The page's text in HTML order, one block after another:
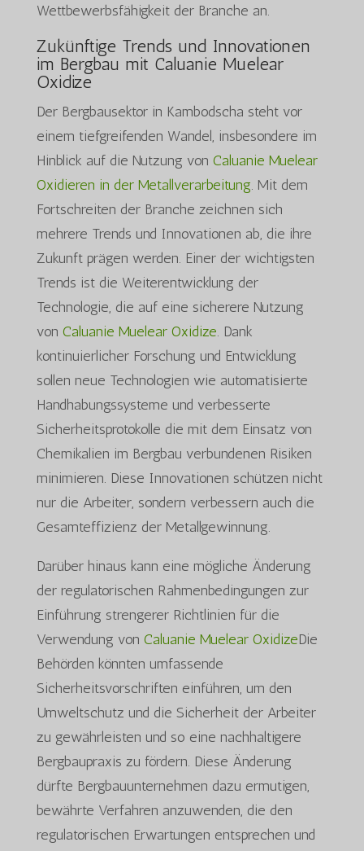
Wettbewerbsfähigkeit der Branche an.
Zukünftige Trends und Innovationen
im Bergbau mit Caluanie Muelear
Oxidize
Der Bergbausektor in Kambodscha steht vor
einem tiefgreifenden Wandel, insbesondere im
Hinblick auf die Nutzung von Caluanie Muelear
Oxidieren in der Metallverarbeitung. Mit dem
Fortschreiten der Branche zeichnen sich
mehrere Trends und Innovationen ab, die ihre
Zukunft prägen werden. Einer der wichtigsten
Trends ist die Weiterentwicklung der
Technologie, die auf eine sicherere Nutzung
von Caluanie Muelear Oxidize. Dank
kontinuierlicher Forschung und Entwicklung
sollen neue Technologien wie automatisierte
Handhabungssysteme und verbesserte
Sicherheitsprotokolle die mit dem Einsatz von
Chemikalien im Bergbau verbundenen Risiken
minimieren. Diese Innovationen schützen nicht
nur die Arbeiter, sondern verbessern auch die
Gesamteffizienz der Metallgewinnung.
Darüber hinaus kann eine mögliche Änderung
der regulatorischen Rahmenbedingungen zur
Einführung strengerer Richtlinien für die
Verwendung von Caluanie Muelear OxidizeDie
Behörden könnten umfassende
Sicherheitsvorschriften einführen, um den
Umweltschutz und die Sicherheit der Arbeiter
zu gewährleisten und so eine nachhaltigere
Bergbaupraxis zu fördern. Diese Änderung
dürfte Bergbauunternehmen dazu ermutigen,
bewährte Verfahren anzuwenden, die den
regulatorischen Erwartungen entsprechen und